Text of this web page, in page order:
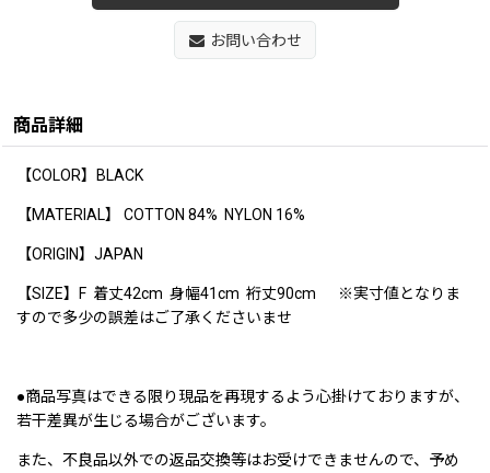
お問い合わせ
商品詳細
【COLOR】BLACK
【MATERIAL】 COTTON 84% NYLON 16%
【ORIGIN】JAPAN
【SIZE】F 着丈42cm 身幅41cm 裄丈90cm ※実寸値となりま
すので多少の誤差はご了承くださいませ
●商品写真はできる限り現品を再現するよう心掛けておりますが、
若干差異が生じる場合がございます。
また、不良品以外での返品交換等はお受けできませんので、予め